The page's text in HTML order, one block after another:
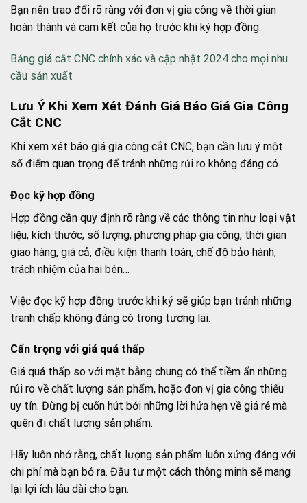
Bạn nên trao đổi rõ ràng với đơn vị gia công về thời gian
hoàn thành và cam kết của họ trước khi ký hợp đồng.
Bảng giá cắt CNC chính xác và cập nhật 2024 cho mọi nhu
cầu sản xuất
Lưu Ý Khi Xem Xét Đánh Giá Báo Giá Gia Công
Cắt CNC
Khi xem xét báo giá gia công cắt CNC, bạn cần lưu ý một
số điểm quan trọng để tránh những rủi ro không đáng có.
Đọc kỹ hợp đồng
Hợp đồng cần quy định rõ ràng về các thông tin như loại vật
liệu, kích thước, số lượng, phương pháp gia công, thời gian
giao hàng, giá cả, điều kiện thanh toán, chế độ bảo hành,
trách nhiệm của hai bên…
Việc đọc kỹ hợp đồng trước khi ký sẽ giúp bạn tránh những
tranh chấp không đáng có trong tương lai.
Cẩn trọng với giá quá thấp
Giá quá thấp so với mặt bằng chung có thể tiềm ẩn những
rủi ro về chất lượng sản phẩm, hoặc đơn vị gia công thiếu
uy tín. Đừng bị cuốn hút bởi những lời hứa hẹn về giá rẻ mà
quên đi chất lượng sản phẩm.
Hãy luôn nhớ rằng, chất lượng sản phẩm luôn xứng đáng với
chi phí mà bạn bỏ ra. Đầu tư một cách thông minh sẽ mang
lại lợi ích lâu dài cho bạn.